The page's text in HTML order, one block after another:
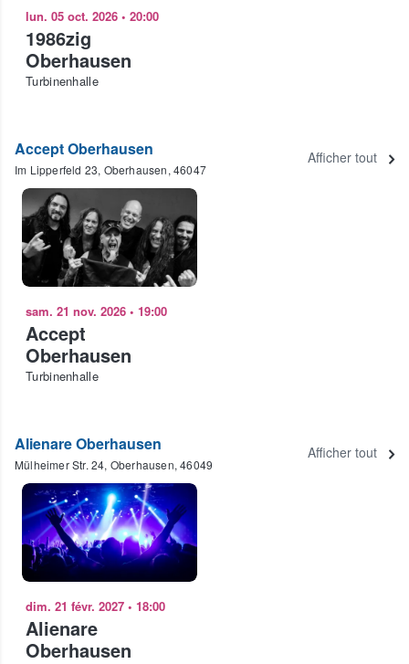
lun. 05 oct. 2026 • 20:00
1986zig
Oberhausen
Turbinenhalle
Accept Oberhausen
Im Lipperfeld 23, Oberhausen, 46047
Afficher tout
sam. 21 nov. 2026 • 19:00
Accept
Oberhausen
Turbinenhalle
Alienare Oberhausen
Mülheimer Str. 24, Oberhausen, 46049
Afficher tout
dim. 21 févr. 2027 • 18:00
Alienare
Oberhausen